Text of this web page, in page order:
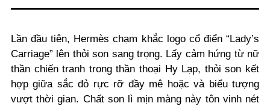
Lần đầu tiên, Hermès chạm khắc logo cổ điển “Lady’s
Carriage” lên thỏi son sang trọng. Lấy cảm hứng từ nữ
thần chiến tranh trong thần thoại Hy Lạp, thỏi son kết
hợp giữa sắc đỏ rực rỡ đầy mê hoặc và biểu tượng
vượt thời gian. Chất son lì mịn màng này tôn vinh nét